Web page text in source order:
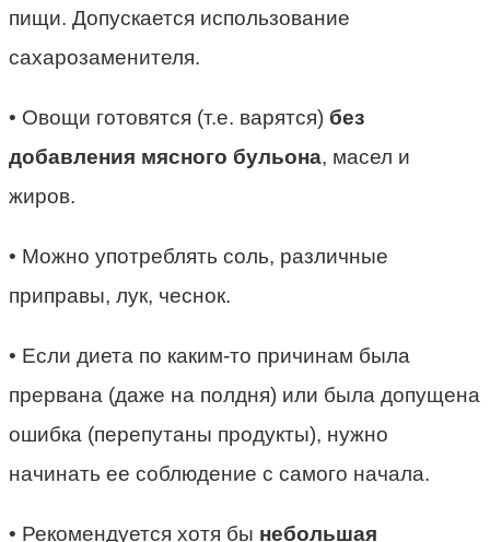
пищи. Допускается использование
сахарозаменителя.
• Овощи готовятся (т.е. варятся) без
добавления мясного бульона, масел и
жиров.
• Можно употреблять соль, различные
приправы, лук, чеснок.
• Если диета по каким-то причинам была
прервана (даже на полдня) или была допущена
ошибка (перепутаны продукты), нужно
начинать ее соблюдение с самого начала.
• Рекомендуется хотя бы небольшая